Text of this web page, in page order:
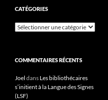
CATÉGORIES
Catégories
COMMENTAIRES RÉCENTS
Joel dans Les bibliothécaires
s’initient à la Langue des Signes
(LSF)